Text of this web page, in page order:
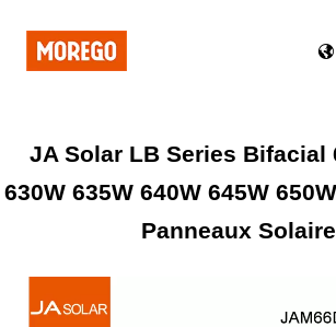
JA Solar LB Series Bifacial
630W 635W 640W 645W
Panneaux